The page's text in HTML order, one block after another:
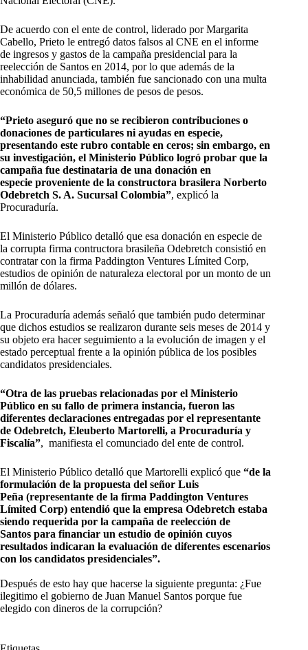
De acuerdo con el ente de control, liderado por Margarita
Cabello, Prieto le entregó datos falsos al CNE en el informe
de ingresos y gastos de la campaña presidencial para la
reelección de Santos en 2014, por lo que además de la
inhabilidad anunciada, también fue sancionado con una multa
económica de 50,5 millones de pesos de pesos.
“Prieto aseguró que no se recibieron contribuciones o
donaciones de particulares ni ayudas en especie,
presentando este rubro contable en ceros; sin embargo, en
su investigación, el Ministerio Público logró probar que la
campaña fue destinataria de una donación en
especie proveniente de la constructora brasilera Norberto
Odebretch S. A. Sucursal Colombia”, explicó la
Procuraduría.
El Ministerio Público detalló que esa donación en especie de
la corrupta firma contructora brasileña Odebretch consistió en
contratar con la firma Paddington Ventures Límited Corp,
estudios de opinión de naturaleza electoral por un monto de un
millón de dólares.
La Procuraduría además señaló que también pudo determinar
que dichos estudios se realizaron durante seis meses de 2014 y
su objeto era hacer seguimiento a la evolución de imagen y el
estado perceptual frente a la opinión pública de los posibles
candidatos presidenciales.
“Otra de las pruebas relacionadas por el Ministerio
Público en su fallo de primera instancia, fueron las
diferentes declaraciones entregadas por el representante
de Odebretch, Eleuberto Martorelli, a Procuraduría y
Fiscalía”, manifiesta el comunciado del ente de control.
El Ministerio Público detalló que Martorelli explicó que “de la
formulación de la propuesta del señor Luis
Peña (representante de la firma Paddington Ventures
Límited Corp) entendió que la empresa Odebretch estaba
siendo requerida por la campaña de reelección de
Santos para financiar un estudio de opinión cuyos
resultados indicaran la evaluación de diferentes escenarios
con los candidatos presidenciales”.
Después de esto hay que hacerse la siguiente pregunta: ¿Fue
ilegitimo el gobierno de Juan Manuel Santos porque fue
elegido con dineros de la corrupción?